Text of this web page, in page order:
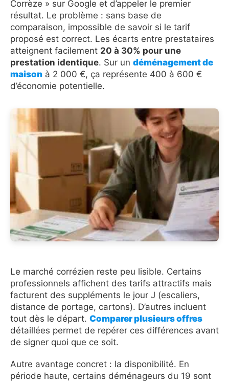
Corrèze » sur Google et d’appeler le premier
résultat. Le problème : sans base de
comparaison, impossible de savoir si le tarif
proposé est correct. Les écarts entre prestataires
atteignent facilement 20 à 30% pour une
prestation identique. Sur un déménagement de
maison à 2 000 €, ça représente 400 à 600 €
d’économie potentielle.
Le marché corrézien reste peu lisible. Certains
professionnels affichent des tarifs attractifs mais
facturent des suppléments le jour J (escaliers,
distance de portage, cartons). D’autres incluent
tout dès le départ. Comparer plusieurs offres
détaillées permet de repérer ces différences avant
de signer quoi que ce soit.
Autre avantage concret : la disponibilité. En
période haute, certains déménageurs du 19 sont